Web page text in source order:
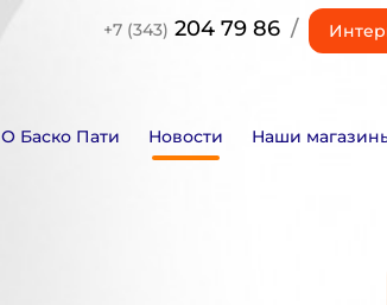
+7 (343) 204 79 86 /
О Баско Пати Новости Наши